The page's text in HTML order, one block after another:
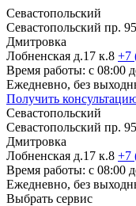
Севастопольский
Севастопольский пр.
Дмитровка
Лобненская д.17 к.8 +7
Время работы: с 08:00
Ежедневно, без
Получить
Севастопольский
Севастопольский пр.
Дмитровка
Лобненская д.17 к.8 +7
Время работы: с 08:00
Ежедневно, без
Выбрать сервис